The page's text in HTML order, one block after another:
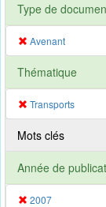
Type de
Avenant
Thématique
Transports
Mots clés
Année de
2007